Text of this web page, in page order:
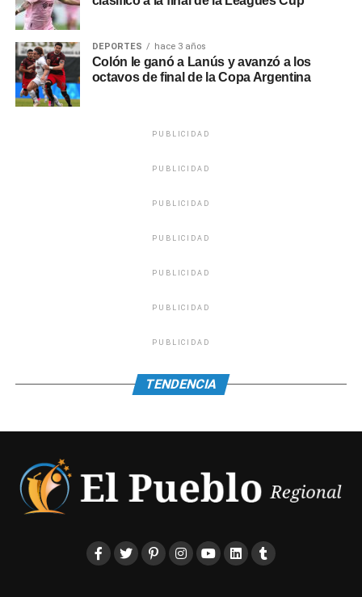
DEPORTES hace 3 años
Colón le ganó a Lanús y avanzó a los
octavos de final de la Copa Argentina
PUBLICIDAD
PUBLICIDAD
PUBLICIDAD
PUBLICIDAD
PUBLICIDAD
PUBLICIDAD
PUBLICIDAD
TENDENCIA